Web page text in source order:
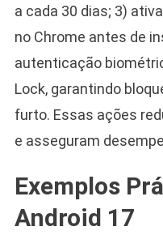
a cada 30 dias; 3)
no Chrome antes de
autenticação
Lock, garantindo
furto. Essas ações
e asseguram
Exemplos
Android 17